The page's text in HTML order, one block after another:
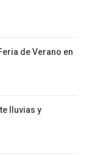
de Verano en
lluvias y